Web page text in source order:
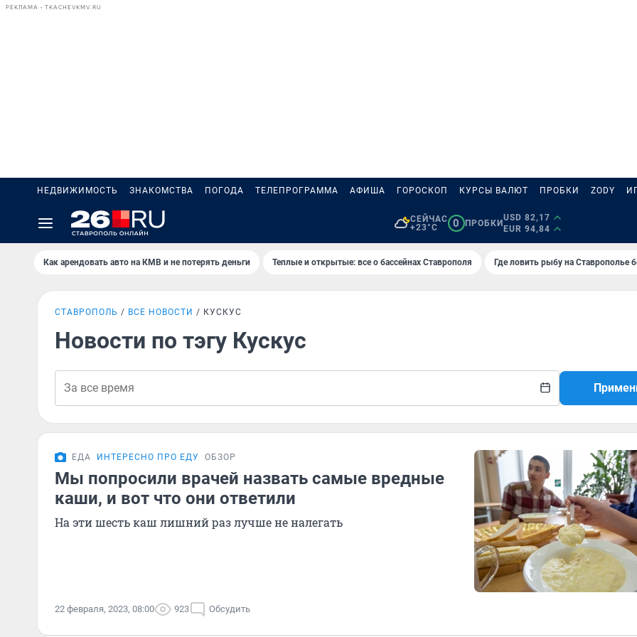
РЕКЛАМА • TKACHEVKMV.RU
НЕДВИЖИМОСТЬ ЗНАКОМСТВА ПОГОДА ТЕЛЕПРОГРАММА АФИША ГОРОСКОП КУРСЫ ВАЛЮТ ПРОБКИ ZODY
СЕЙЧАС
+23°C
0 ПРОБКИ
USD 82,17
EUR 94,84
Как арендовать авто на КМВ и не потерять деньги Теплые и открытые: все о бассейнах Ставрополя Где ловить рыбу на Ставрополье
СТАВРОПОЛЬ ВСЕ НОВОСТИ КУСКУС
Новости по тэгу Кускус
ЕДА ИНТЕРЕСНО ПРО ЕДУ ОБЗОР
Мы попросили врачей назвать самые вредные
каши, и вот что они ответили
На эти шесть каш лишний раз лучше не налегать
22 февраля, 2023, 08:00 923 Обсудить